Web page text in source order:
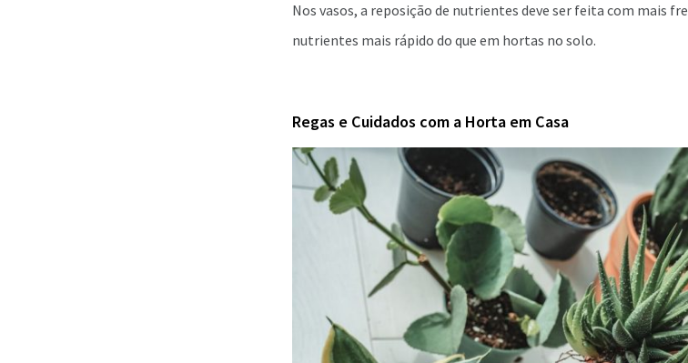
Nos vasos, a reposição de nutrientes deve ser feita com mais
nutrientes mais rápido do que em hortas no solo.
Regas e Cuidados com a Horta em Casa